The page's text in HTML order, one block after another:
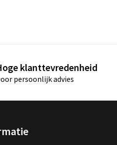
klanttevredenheid
persoonlijk advies